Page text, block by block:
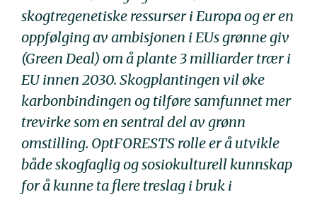
skogtregenetiske ressurser i Europa og er en
oppfølging av ambisjonen i EUs grønne giv
(Green Deal) om å plante 3 milliarder trær i
EU innen 2030. Skogplantingen vil øke
karbonbindingen og tilføre samfunnet mer
trevirke som en sentral del av grønn
omstilling. OptFORESTS rolle er å utvikle
både skogfaglig og sosiokulturell kunnskap
for å kunne ta flere treslag i bruk i